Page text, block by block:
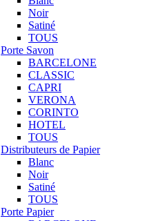
Noir
Satiné
TOUS
Porte Savon
BARCELONE
CLASSIC
CAPRI
VERONA
CORINTO
HOTEL
TOUS
Distributeurs de Papier
Blanc
Noir
Satiné
TOUS
Porte Papier